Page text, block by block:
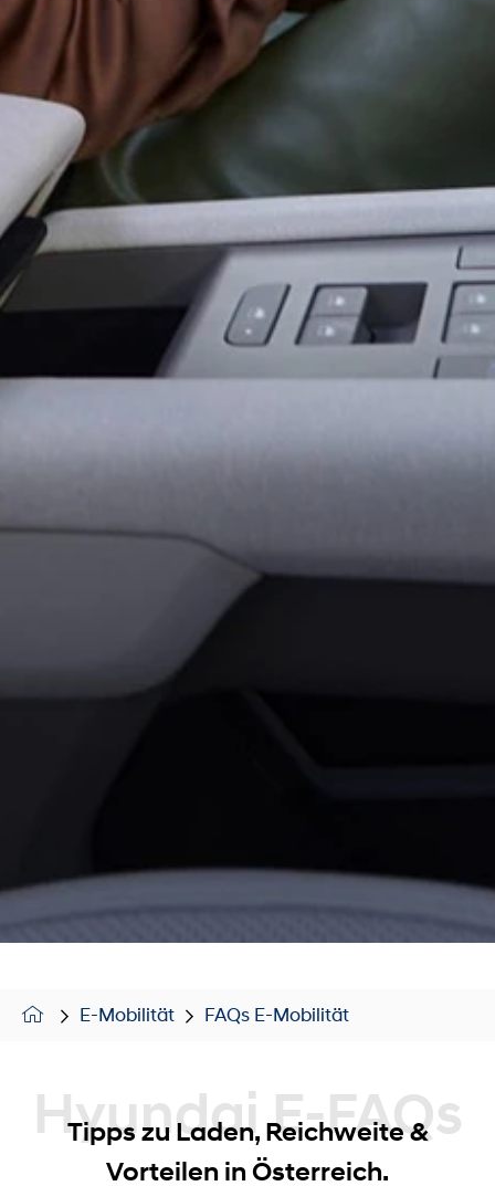
E-Mobilität FAQs E-Mobilität
Hyundai E-FAQs
Tipps zu Laden, Reichweite &
Vorteilen in Österreich.